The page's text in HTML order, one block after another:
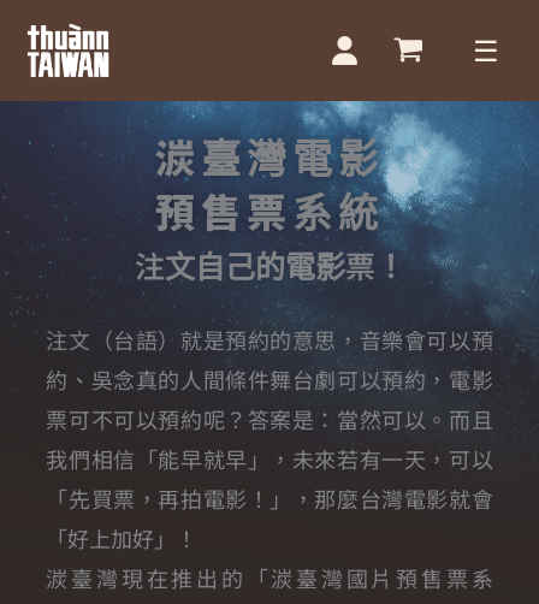
主
內
湠臺灣電影
預售票系統
注文自己的電影票！
注文（台語）就是預約的意思，音樂會可以預
約、吳念真的人間條件舞台劇可以預約，電影
票可不可以預約呢？ 答案是：當然可以。 而且
我們相信「能早就早」，未來若有一天，可以
「先買票，再拍電影！」，那麼台灣電影就會
「好上加好」！
湠臺灣現在推出的「湠臺灣國片預售票系